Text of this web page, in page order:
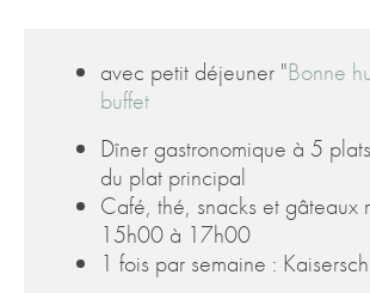
avec petit déjeuner "Bonne
buffet
Dîner gastronomique à 5
du plat principal
Café, thé, snacks et gâteaux
15h00 à 17h00
1 fois par semaine :